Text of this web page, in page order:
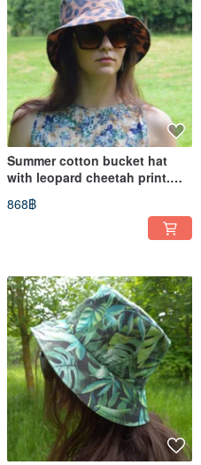
Summer cotton bucket hat
with leopard cheetah print.
Hat with an animal print.
868฿